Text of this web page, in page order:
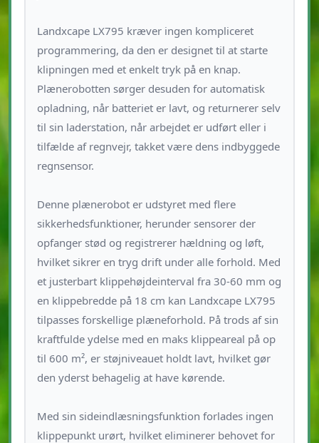
Landxcape LX795 kræver ingen kompliceret
programmering, da den er designet til at starte
klipningen med et enkelt tryk på en knap.
Plænerobotten sørger desuden for automatisk
opladning, når batteriet er lavt, og returnerer selv
til sin laderstation, når arbejdet er udført eller i
tilfælde af regnvejr, takket være dens indbyggede
regnsensor.
Denne plænerobot er udstyret med flere
sikkerhedsfunktioner, herunder sensorer der
opfanger stød og registrerer hældning og løft,
hvilket sikrer en tryg drift under alle forhold. Med
et justerbart klippehøjdeinterval fra 30-60 mm og
en klippebredde på 18 cm kan Landxcape LX795
tilpasses forskellige plæneforhold. På trods af sin
kraftfulde ydelse med en maks klippeareal på op
til 600 m², er støjniveauet holdt lavt, hvilket gør
den yderst behagelig at have kørende.
Med sin sideindlæsningsfunktion forlades ingen
klippepunkt urørt, hvilket eliminerer behovet for